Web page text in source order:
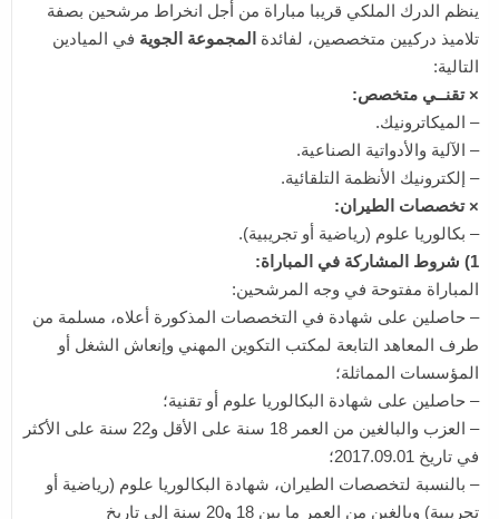
ينظم الدرك الملكي قريبا مباراة من أجل انخراط مرشحين بصفة
تلاميذ دركيين متخصصين، لفائدة المجموعة الجوية في الميادين
التالية:
× تقنــي متخصص:
– الميكاترونيك.
– الآلية والأدواتية الصناعية.
– إلكترونيك الأنظمة التلقائية.
× تخصصات الطيران:
– بكالوريا علوم (رياضية أو تجريبية).
1) شروط المشاركة في المباراة:
المباراة مفتوحة في وجه المرشحين:
– حاصلين على شهادة في التخصصات المذكورة أعلاه، مسلمة من
طرف المعاهد التابعة لمكتب التكوين المهني وإنعاش الشغل أو
المؤسسات المماثلة؛
– حاصلين على شهادة البكالوريا علوم أو تقنية؛
– العزب والبالغين من العمر 18 سنة على الأقل و22 سنة على الأكثر
في تاريخ 2017.09.01؛
– بالنسبة لتخصصات الطيران، شهادة البكالوريا علوم (رياضية أو
تجريبية) وبالغين من العمر ما بين 18 و20 سنة إلى تاريخ